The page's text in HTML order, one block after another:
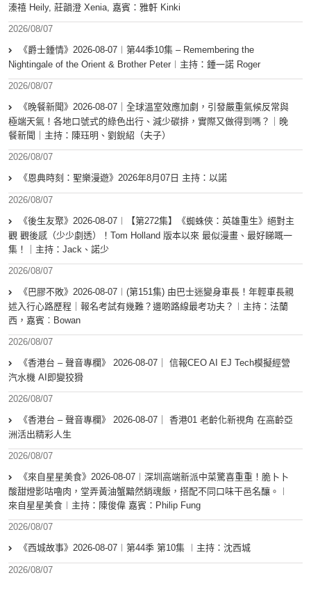
溱禧 Heily, 莊韻澄 Xenia, 嘉賓：雅軒 Kinki
2026/08/07
《爵士鍾情》2026-08-07︱第44季10集 – Remembering the
Nightingale of the Orient & Brother Peter︱主持：鍾一諾 Roger
2026/08/07
《晚餐新聞》2026-08-07｜全球溫室效應加劇，引發嚴重氣候反常與
極端天氣！各地口號式的綠色出行、減少碳排，實際又做得到嗎？｜晚
餐新聞｜主持：陳珏明、劉銳紹（夫子）
2026/08/07
《恩典時刻：聖樂漫遊》2026年8月07日 主持：以諾
2026/08/07
《後生友聚》2026-08-07︱【第272集】《蜘蛛俠：英雄重生》絕對主
觀 觀後感（少少劇透）！Tom Holland 版本以來 最似漫畫、最好睇嘅一
集！｜主持：Jack、諾少
2026/08/07
《巴膠不敗》2026-08-07︱(第151集) 由巴士迷變身車長！年輕車長親
述入行心路歷程｜報名考試有幾難？邊啲路線最考功夫？︱主持：法蘭
西，嘉賓︰Bowan
2026/08/07
《香港台 – 聲音專欄》 2026-08-07｜ 信報CEO AI EJ Tech模擬經營
汽水機 AI即變狡猾
2026/08/07
《香港台 – 聲音專欄》 2026-08-07｜ 香港01 老齡化新視角 在高齡亞
洲活出精彩人生
2026/08/07
《來自星星美食》2026-08-07︱深圳高端新派中菜驚喜重重！脆卜卜
酸甜燈影咕嚕肉，堂弄黃油蟹黯然銷魂飯，搭配不同口味干邑名釀。︱
來自星星美食︱主持：陳俊偉 嘉賓：Philip Fung
2026/08/07
《西城故事》2026-08-07︱第44季 第10集 ︱主持：沈西城
2026/08/07